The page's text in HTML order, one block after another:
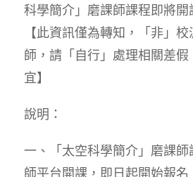
科學簡介」磨課師課程即將開
【此資訊僅為轉知，「非」
師，請「自行」處理相關差
宜】
說明：
一、「太空科學簡介」磨課
師平台開課，即日起開始報